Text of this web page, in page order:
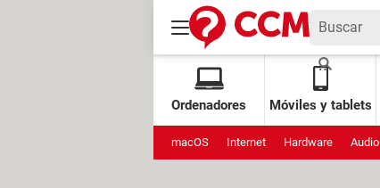
Ordenadores Móviles y tablets
macOS Internet Hardware Audio